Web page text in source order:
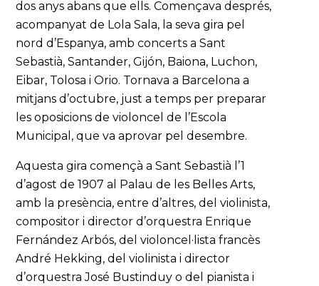
dos anys abans que ells. Començava després,
acompanyat de Lola Sala, la seva gira pel
nord d’Espanya, amb concerts a Sant
Sebastià, Santander, Gijón, Baiona, Luchon,
Eibar, Tolosa i Orio. Tornava a Barcelona a
mitjans d’octubre, just a temps per preparar
les oposicions de violoncel de l’Escola
Municipal, que va aprovar pel desembre.
Aquesta gira començà a Sant Sebastià l’1
d’agost de 1907 al Palau de les Belles Arts,
amb la presència, entre d’altres, del violinista,
compositor i director d’orquestra Enrique
Fernández Arbós, del violoncel·lista francès
André Hekking, del violinista i director
d’orquestra José Bustinduy o del pianista i